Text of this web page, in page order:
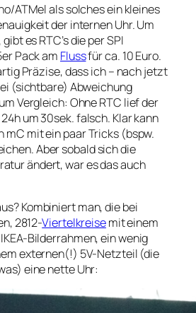
ATMel als solches ein kleines
der internen Uhr. Um
es RTC’s die per SPI
Pack am Flussfür ca. 10 Euro.
Präzise, dass ich – nach jetzt
(sichtbare) Abweichung
Vergleich: Ohne RTC lief der
um 30sek. falsch. Klar kann
mC mit ein paar Tricks (bspw.
Aber sobald sich die
ändert, war es das auch
Kombiniert man, die bei
2812-Viertelkreisemit einem
Bilderrahmen, ein wenig
externen(!) 5V-Netzteil (die
eine nette Uhr: